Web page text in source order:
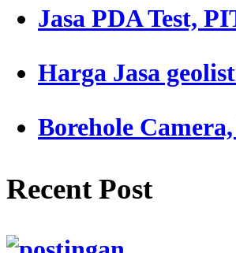
Jasa PDA Test,
Harga Jasa
Borehole
Recent Post